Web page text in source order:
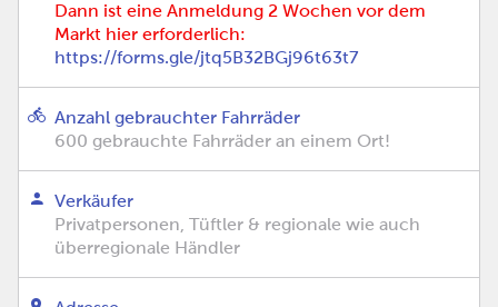
Dann ist eine Anmeldung 2 Wochen vor dem
Markt hier erforderlich:
https://forms.gle/jtq5B32BGj96t63t7
Anzahl gebrauchter Fahrräder
600 gebrauchte Fahrräder an einem Ort!
Verkäufer
Privatpersonen, Tüftler & regionale wie auch
überregionale Händler